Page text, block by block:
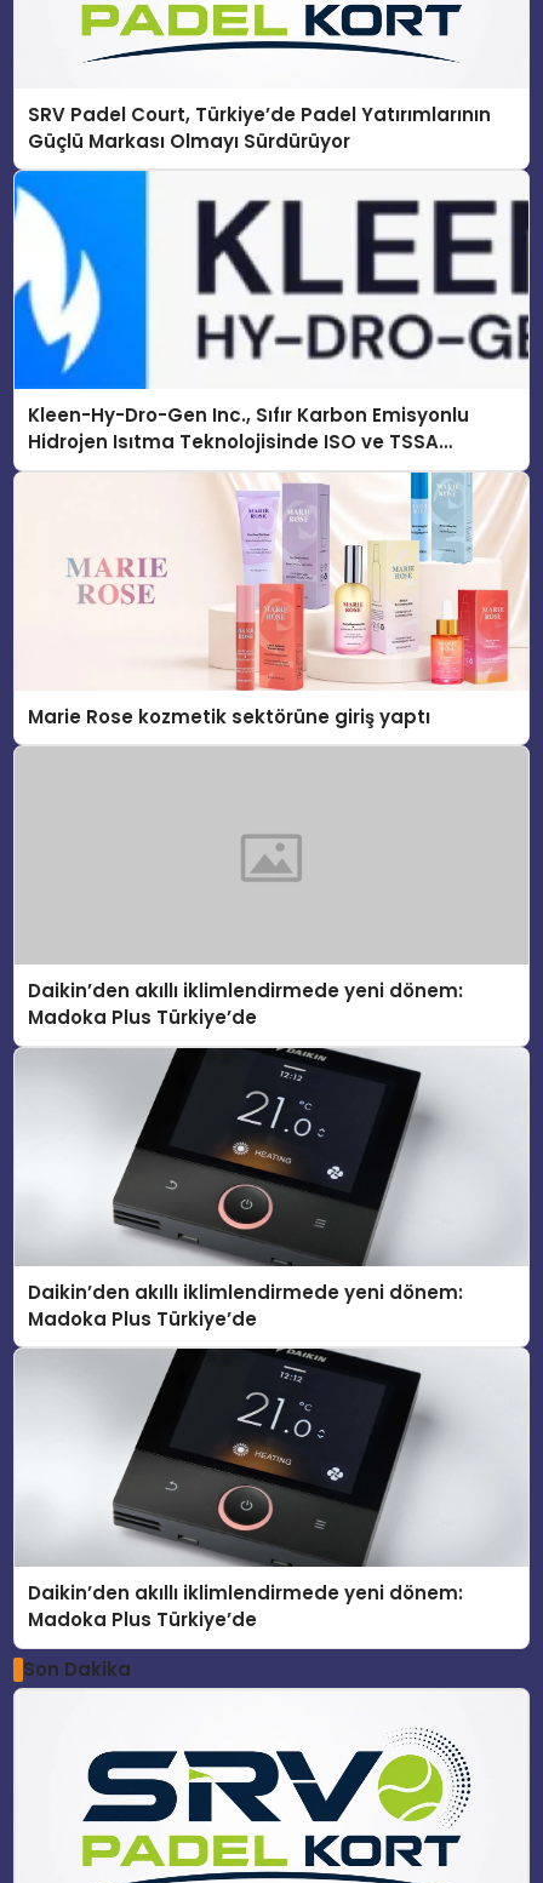
SRV Padel Court, Türkiye’de Padel Yatırımlarının
Güçlü Markası Olmayı Sürdürüyor
Kleen-Hy-Dro-Gen Inc., Sıfır Karbon Emisyonlu
Hidrojen Isıtma Teknolojisinde ISO ve TSSA
Düzenleyici Onaylarını Aldı
Marie Rose kozmetik sektörüne giriş yaptı
Daikin’den akıllı iklimlendirmede yeni dönem:
Madoka Plus Türkiye’de
Daikin’den akıllı iklimlendirmede yeni dönem:
Madoka Plus Türkiye’de
Daikin’den akıllı iklimlendirmede yeni dönem:
Madoka Plus Türkiye’de
Son Dakika